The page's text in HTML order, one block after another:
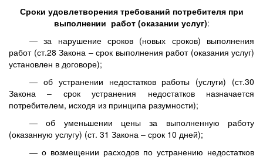
Сроки удовлетворения требований потребителя при
выполнении работ (оказании услуг):
— за нарушение сроков (новых сроков) выполнения
работ (ст.28 Закона – срок выполнения работ (оказания услуг)
установлен в договоре);
— об устранении недостатков работы (услуги) (ст.30
Закона – срок устранения недостатков назначается
потребителем, исходя из принципа разумности);
— об уменьшении цены за выполненную работу
(оказанную услугу) (ст. 31 Закона – срок 10 дней);
— о возмещении расходов по устранению недостатков